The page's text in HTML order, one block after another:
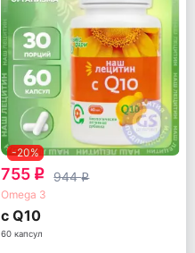
-20%
755 q 944q
Omega 3
с Q10
60 капсул